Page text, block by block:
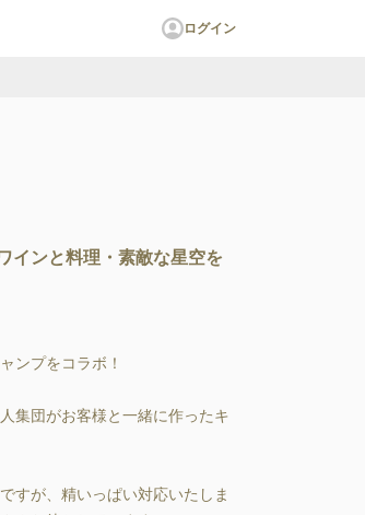
ログイン
インと料理・素敵な星空を
ンプをコラボ！
集団がお客様と一緒に作ったキ
すが、精いっぱい対応いたしま